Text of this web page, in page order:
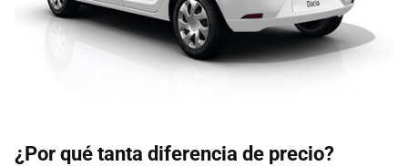
¿Por qué tanta diferencia de precio?